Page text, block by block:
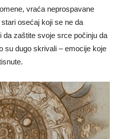
vraća neprospavane
osećaj koji se ne da
da zaštite svoje srce počinju da
su dugo skrivali – emocije koje